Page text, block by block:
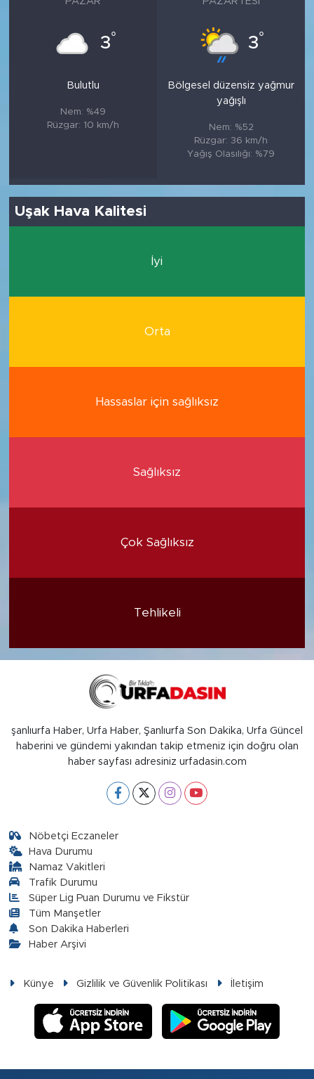
3°
Bulutlu
Nem: %49
Rüzgar: 10 km/h
3°
Bölgesel düzensiz yağmur
yağışlı
Nem: %52
Rüzgar: 36 km/h
Yağış Olasılığı: %79
Uşak Hava Kalitesi
İyi
Orta
Hassaslar için sağlıksız
Sağlıksız
Çok Sağlıksız
Tehlikeli
şanlıurfa Haber, Urfa Haber, Şanlıurfa Son Dakika, Urfa Güncel
haberini ve gündemi yakından takip etmeniz için doğru olan
haber sayfası adresiniz urfadasin.com
Nöbetçi Eczaneler
Hava Durumu
Namaz Vakitleri
Trafik Durumu
Süper Lig Puan Durumu ve Fikstür
Tüm Manşetler
Son Dakika Haberleri
Haber Arşivi
Künye Gizlilik ve Güvenlik Politikası İletişim